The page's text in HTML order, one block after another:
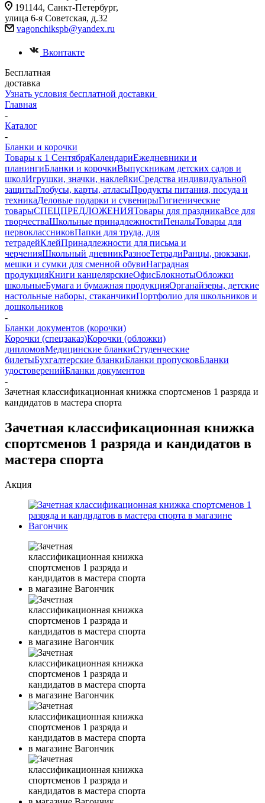
191144, Санкт-Петербург,
улица 6-я Советская, д.32
vagonchikspb@yandex.ru
Вконтакте
Бесплатная
доставка
Узнать условия бесплатной доставки
Главная
-
Каталог
-
Бланки и корочки
Товары к 1 СентябряКалендариЕжедневники и
планингиБланки и корочкиВыпускникам детских садов и
школИгрушки, значки, наклейкиСредства индивидуальной
защитыГлобусы, карты, атласыПродукты питания, посуда и
техникаДеловые подарки и сувенирыГигиенические
товарыСПЕЦПРЕДЛОЖЕНИЯТовары для праздникаВсе для
творчестваШкольные принадлежностиПеналыТовары для
первоклассниковПапки для труда, для
тетрадейКлейПринадлежности для письма и
черченияШкольный дневникРазноеТетрадиРанцы, рюкзаки,
мешки и сумки для сменной обувиНаградная
продукцияКниги канцелярскиеОфисБлокнотыОбложки
школьныеБумага и бумажная продукцияОрганайзеры, детские
настольные наборы, стаканчикиПортфолио для школьников и
дошкольников
-
Бланки документов (корочки)
Корочки (спецзаказ)Корочки (обложки)
дипломовМедицинские бланкиСтуденческие
билетыБухгалтерские бланкиБланки пропусковБланки
удостоверенийБланки документов
-
Зачетная классификационная книжка спортсменов 1 разряда и
кандидатов в мастера спорта
Зачетная классификационная книжка
спортсменов 1 разряда и кандидатов в
мастера спорта
Акция